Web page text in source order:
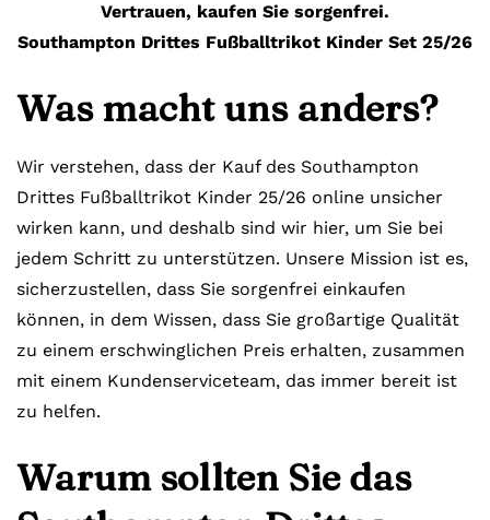
Vertrauen, kaufen Sie sorgenfrei.
Southampton Drittes Fußballtrikot Kinder Set 25/26
Was macht uns anders?
Wir verstehen, dass der Kauf des Southampton
Drittes Fußballtrikot Kinder 25/26 online unsicher
wirken kann, und deshalb sind wir hier, um Sie bei
jedem Schritt zu unterstützen. Unsere Mission ist es,
sicherzustellen, dass Sie sorgenfrei einkaufen
können, in dem Wissen, dass Sie großartige Qualität
zu einem erschwinglichen Preis erhalten, zusammen
mit einem Kundenserviceteam, das immer bereit ist
zu helfen.
Warum sollten Sie das